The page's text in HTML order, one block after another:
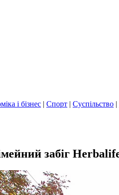
і бізнес | Спорт | Суспільство |
забіг